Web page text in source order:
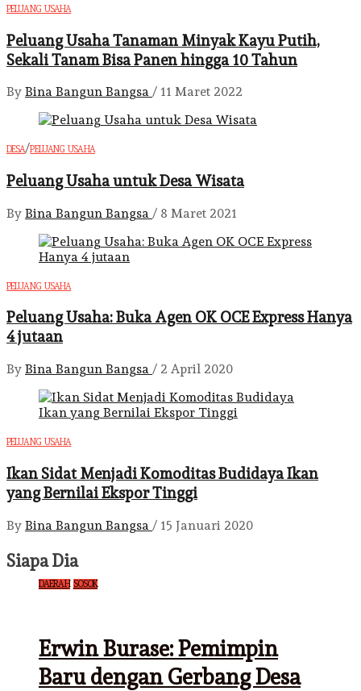
PELUANG USAHA
Peluang Usaha Tanaman Minyak Kayu Putih,
Sekali Tanam Bisa Panen hingga 10 Tahun
By Bina Bangun Bangsa / 11 Maret 2022
DESA/PELUANG USAHA
Peluang Usaha untuk Desa Wisata
By Bina Bangun Bangsa / 8 Maret 2021
PELUANG USAHA
Peluang Usaha: Buka Agen OK OCE Express Hanya
4 jutaan
By Bina Bangun Bangsa / 2 April 2020
PELUANG USAHA
Ikan Sidat Menjadi Komoditas Budidaya Ikan
yang Bernilai Ekspor Tinggi
By Bina Bangun Bangsa / 15 Januari 2020
Siapa Dia
DAERAH SOSOK
Erwin Burase: Pemimpin
Baru dengan Gerbang Desa